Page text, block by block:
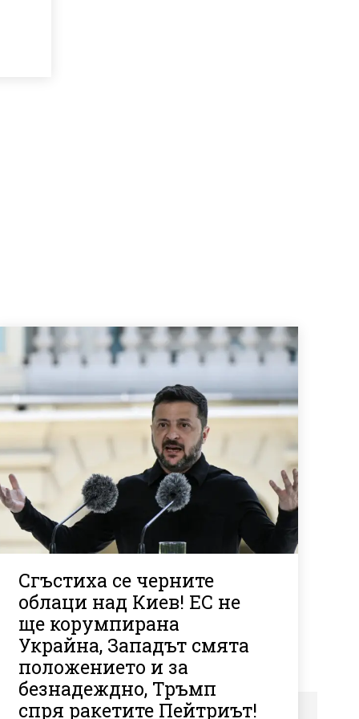
Сгъстиха се черните
облаци над Киев! ЕС не
ще корумпирана
Украйна, Западът смята
положението и за
безнадеждно, Тръмп
спря ракетите Пейтриът!